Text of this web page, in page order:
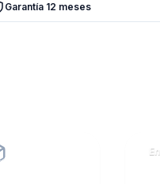
Garantía 12 meses